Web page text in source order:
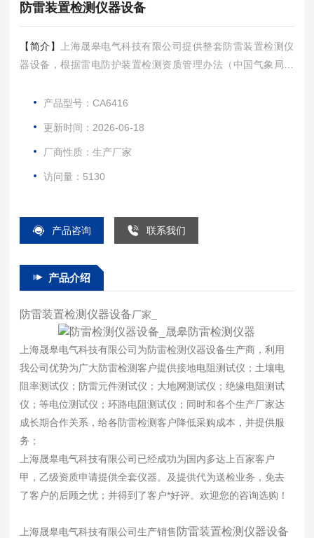
防雷装置检测仪器设备
【简介】
上海晟皋电气科技有限公司提供整套防雷装置检测仪
器设备，根据雷电防护装置检测资质管理办法（中国气象局令
产品型号：CA6416
更新时间：2026-06-18
厂商性质：生产厂家
访问量：5130
产品咨询 联系我们
产品介绍
防雷装置检测仪器设备厂家_
上海晟皋电气科技有限公司为防雷检测仪器设备生产商，利用
我公司优势为广大防雷检测客户提供接地电阻测试仪；土壤电
阻率测试仪；防雷元件测试仪；大地网测试仪；绝缘电阻测试
仪；等电位测试仪；环路电阻测试仪；同时和各个生产厂家达
成长期合作关系，给各防雷检测客户降低采购成本，并提供服
务；
上海晟皋电气科技有限公司已经成功为国内多达上百家客户
甲，乙级资质申请提供全套仪器。及提供代为送检业务，免去
了客户的后顾之忧；并得到了客户*好评。欢迎您的咨询选购！
上海晟皋电气科技有限公司生产销售 防雷装置检测仪器设备